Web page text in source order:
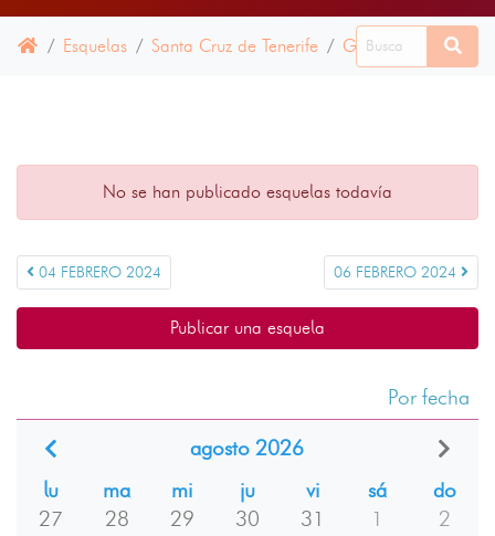
Esquelas Santa Cruz de Tenerife Granadilla de
No se han publicado esquelas todavía
04 FEBRERO 2024 06 FEBRERO 2024
Publicar una esquela
Por fecha
agosto 2026
lu
ma mi ju vi sá
do
27
28 29 30 31 1
2